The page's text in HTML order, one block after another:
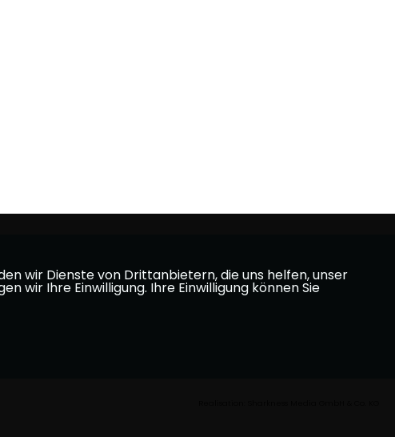
wir Dienste von Drittanbietern, die uns helfen, unser
wir Ihre Einwilligung. Ihre Einwilligung können Sie